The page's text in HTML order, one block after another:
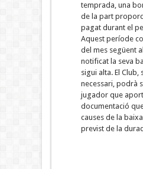
temprada, una
de la part
pagat durant el
Aquest període
del mes següent
notificat la seva
sigui alta. El Club,
necessari, podrà
jugador que
documentació
causes de la
previst de la